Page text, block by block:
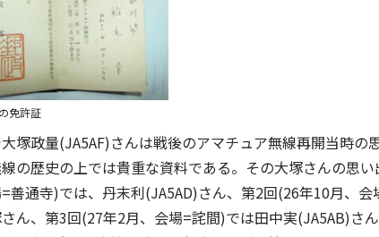
免許証
塚政量(JA5AF)さんは戦後のアマチュア無線再開当時の
の歴史の上では貴重な資料である。その大塚さんの思
善通寺)では、丹末利(JA5AD)さん、第2回(26年10月、
ん、第3回(27年2月、会場=詫間)では田中実(JA5AB)さ